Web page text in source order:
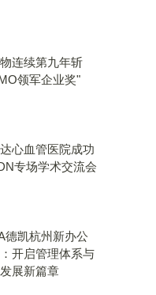
连续第九年斩
领军企业奖"
达心血管医院成功
专场学术交流会
德凯杭州新办公
开启管理体系与
展新篇章